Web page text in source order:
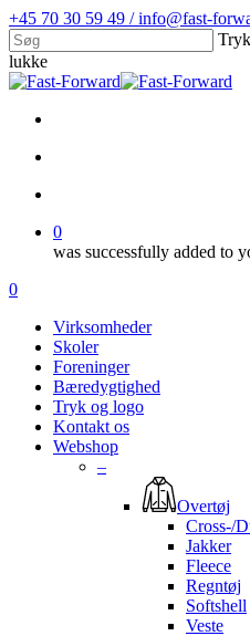
Skip
to
main
content
+45 70 30 59 49 / info@fast-
lukke
Close
0
was successfully added to
Menu
search
account
0
Virksomheder
Skoler
Foreninger
Bæredygtighed
Tryk og logo
Kontakt os
Webshop
–
Overtøj
Cross-/
Jakker
Fleece
Regntøj
Softshell
Veste